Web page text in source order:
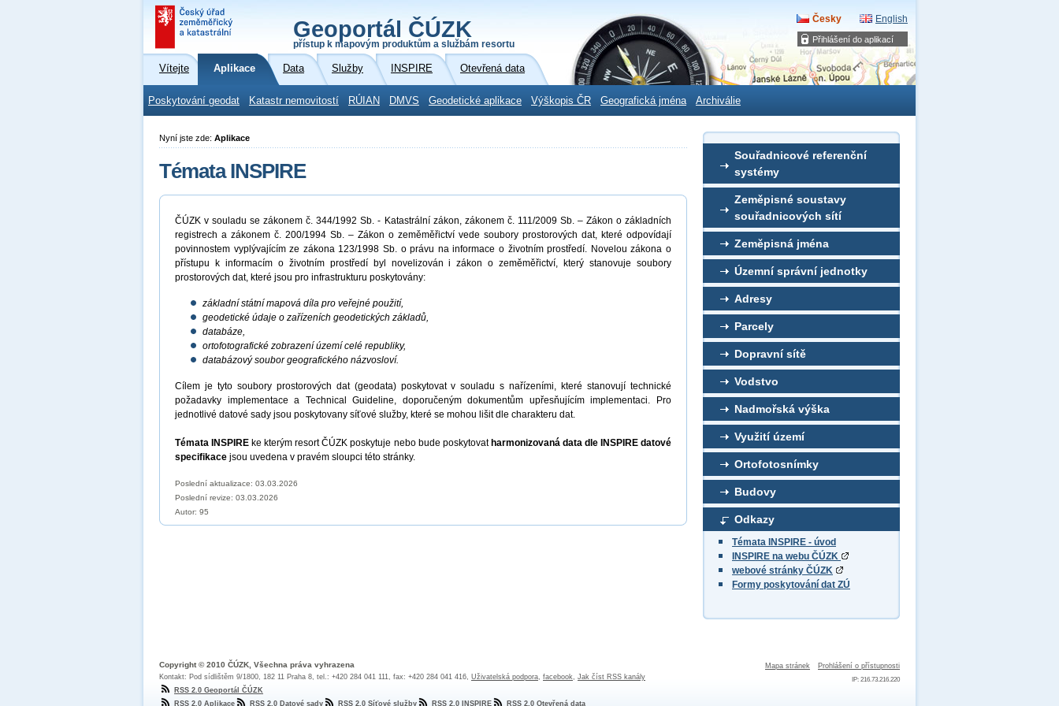
Přihlášení do aplikací
Geoportál ČÚZK
přístup k mapovým produktům a službám resortu
Česky English
Vítejte Aplikace Data Služby INSPIRE Otevřená data
Poskytování geodat Katastr nemovitostí RÚIAN DMVS Geodetické aplikace Výškopis ČR Geografická jména Archiválie
Souřadnicové referenční
systémy
Zeměpisné soustavy
souřadnicových sítí
Zeměpisná jména
Územní správní jednotky
Adresy
Parcely
Dopravní sítě
Vodstvo
Nadmořská výška
Využití území
Ortofotosnímky
Budovy
Odkazy
Témata INSPIRE - úvod
INSPIRE na webu ČÚZK
webové stránky ČÚZK
Formy poskytování dat ZÚ
Nyní jste zde: Aplikace
Témata INSPIRE
ČÚZK v souladu se zákonem č. 344/1992 Sb. - Katastrální zákon, zákonem č. 111/2009 Sb. – Zákon o základních
registrech a zákonem č. 200/1994 Sb. – Zákon o zeměměřictví vede soubory prostorových dat, které odpovídají
povinnostem vyplývajícím ze zákona 123/1998 Sb. o právu na informace o životním prostředí. Novelou zákona o
přístupu k informacím o životním prostředí byl novelizován i zákon o zeměměřictví, který stanovuje soubory
prostorových dat, které jsou pro infrastrukturu poskytovány:
základní státní mapová díla pro veřejné použití,
geodetické údaje o zařízeních geodetických základů,
databáze,
ortofotografické zobrazení území celé republiky,
databázový soubor geografického názvosloví.
Cílem je tyto soubory prostorových dat (geodata) poskytovat v souladu s nařízeními, které stanovují technické
požadavky implementace a Technical Guideline, doporučeným dokumentům upřesňujícím implementaci. Pro
jednotlivé datové sady jsou poskytovany síťové služby, které se mohou lišit dle charakteru dat.
Témata INSPIRE ke kterým resort ČÚZK poskytuje nebo bude poskytovat harmonizovaná data dle INSPIRE datové
specifikace jsou uvedena v pravém sloupci této stránky.
Poslední aktualizace: 03.03.2026
Poslední revize: 03.03.2026
Autor: 95
Mapa stránek Prohlášení o přístupnosti
IP: 216.73.216.220
Copyright © 2010 ČÚZK, Všechna práva vyhrazena
Kontakt: Pod sídlištěm 9/1800, 182 11 Praha 8, tel.: +420 284 041 111, fax: +420 284 041 416, Uživatelská podpora, facebook, Jak číst RSS kanály
RSS 2.0 Geoportál ČÚZK
RSS 2.0 Aplikace
RSS 2.0 Datové sady RSS 2.0 Síťové služby RSS 2.0 INSPIRE RSS 2.0 Otevřená data